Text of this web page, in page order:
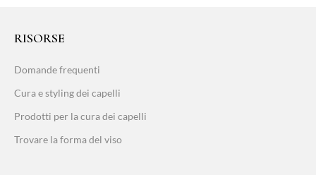
RISORSE
Domande frequenti
Cura e styling dei capelli
Prodotti per la cura dei capelli
Trovare la forma del viso